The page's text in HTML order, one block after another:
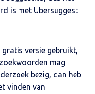
is met Ubersuggest
gratis versie gebruikt,
mag
bezig, dan heb
vinden van